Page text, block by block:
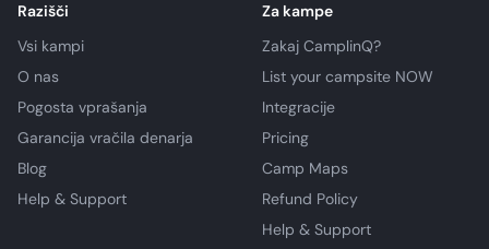
Razišči
Vsi kampi
O nas
Pogosta vprašanja
Garancija vračila denarja
Blog
Help & Support
Za kampe
Zakaj CamplinQ?
List your campsite NOW
Integracije
Pricing
Camp Maps
Refund Policy
Help & Support